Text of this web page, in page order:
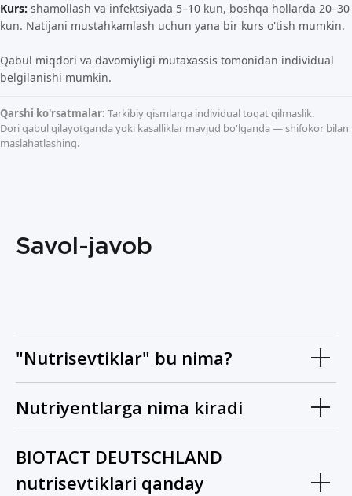
Kurs: shamollash va infektsiyada 5–10 kun, boshqa hollarda 20–30
kun. Natijani mustahkamlash uchun yana bir kurs o'tish mumkin.
Qabul miqdori va davomiyligi mutaxassis tomonidan individual
belgilanishi mumkin.
Qarshi ko'rsatmalar: Tarkibiy qismlarga individual toqat qilmaslik.
Dori qabul qilayotganda yoki kasalliklar mavjud bo'lganda — shifokor bilan
maslahatlashing.
Savol-javob
"Nutrisevtiklar" bu nima?
Nutriyentlarga nima kiradi
BIOTACT DEUTSCHLAND
nutrisevtiklari qanday